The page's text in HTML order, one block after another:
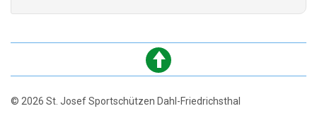
© 2026 St. Josef Sportschützen Dahl-Friedrichsthal